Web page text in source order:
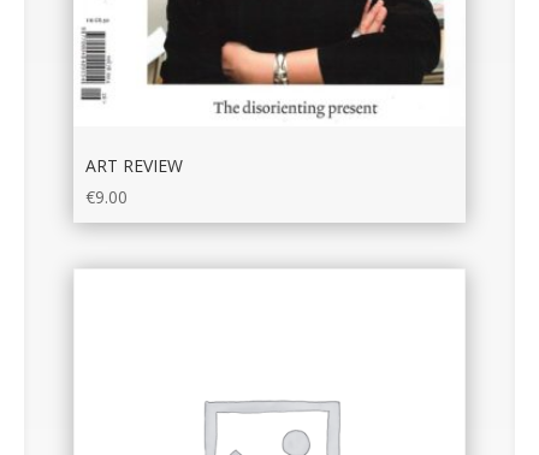
ART REVIEW
€9.00